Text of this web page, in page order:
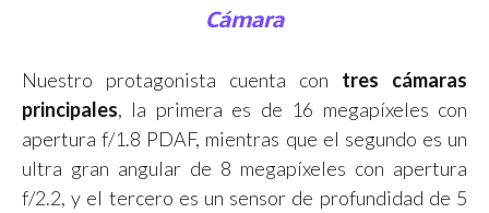
Cámara
Nuestro protagonista cuenta con tres cámaras
principales, la primera es de 16 megapíxeles con
apertura f/1.8 PDAF, mientras que el segundo es un
ultra gran angular de 8 megapíxeles con apertura
f/2.2, y el tercero es un sensor de profundidad de 5